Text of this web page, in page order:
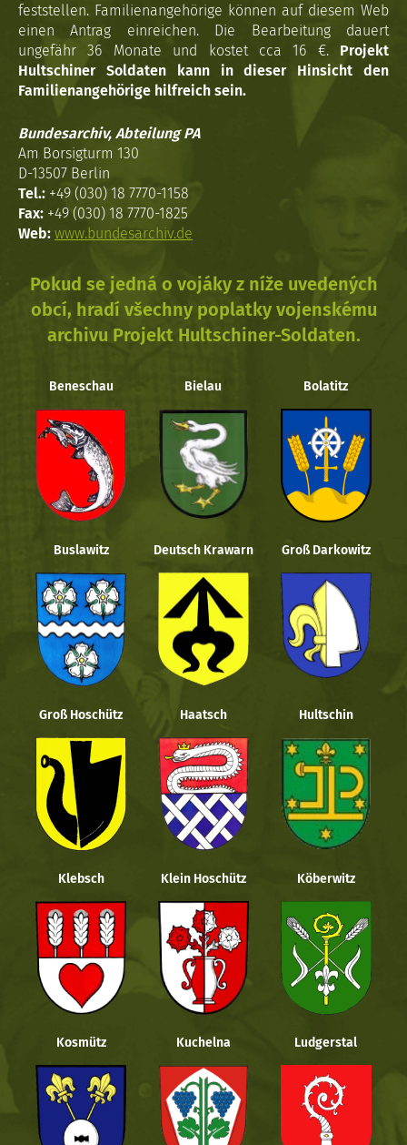
feststellen. Familienangehörige können auf diesem Web
einen Antrag einreichen. Die Bearbeitung dauert
ungefähr 36 Monate und kostet cca 16 €. Projekt
Hultschiner Soldaten kann in dieser Hinsicht den
Familienangehörige hilfreich sein.
Bundesarchiv, Abteilung PA
Am Borsigturm 130
D-13507 Berlin
Tel.: +49 (030) 18 7770-1158
Fax: +49 (030) 18 7770-1825
Web: www.bundesarchiv.de
Pokud se jedná o vojáky z níže uvedených
obcí, hradí všechny poplatky vojenskému
archivu Projekt Hultschiner-Soldaten.
Beneschau Bielau Bolatitz
Buslawitz Deutsch Krawarn Groß Darkowitz
Groß Hoschütz Haatsch Hultschin
Klebsch Klein Hoschütz Köberwitz
Kosmütz Kuchelna Ludgerstal